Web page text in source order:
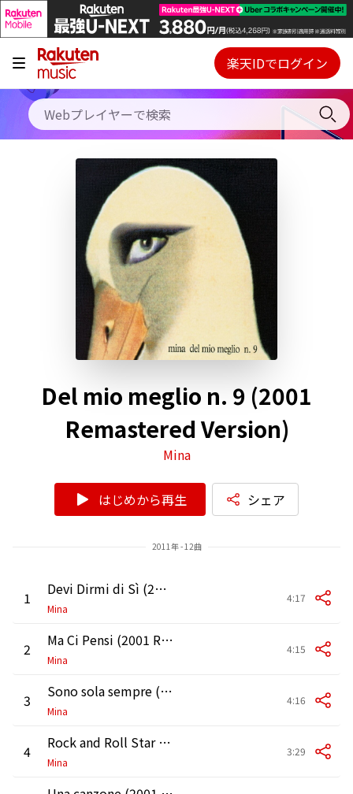
キャンペーン
料金プラン
使い方
初回30日間無料お試し
Webプレイヤー
ご契約内容の確認・変更
楽天IDでログイン
Del mio meglio n. 9 (2001
Remastered Version)
Mina
はじめから再生 シェア
2011年 - 12曲
1 Devi Dirmi di Sì (2001 Remastered Version)
Mina
4:17
2 Ma Ci Pensi (2001 Remaster)
Mina
4:15
3 Sono sola sempre (2001 Remaster)
Mina
4:16
4 Rock and Roll Star (2001 Remaster)
Mina
3:29